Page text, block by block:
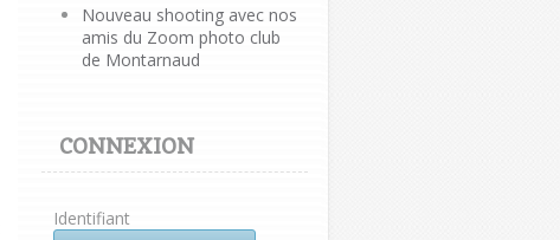
Nouveau shooting avec nos
amis du Zoom photo club
de Montarnaud
CONNEXION
Identifiant